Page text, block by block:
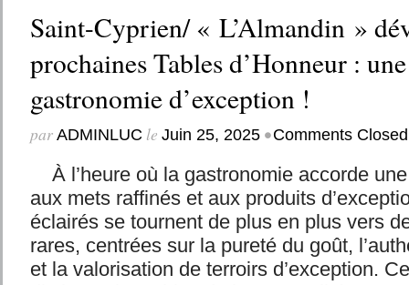
Saint-Cyprien/ « L’Almandin »
prochaines Tables d’Honneur :
gastronomie d’exception !
par ADMINLUC le Juin 25, 2025 •Comments Closed
À l’heure où la gastronomie accorde
aux mets raffinés et aux produits
éclairés se tournent de plus en plus vers
rares, centrées sur la pureté du goût,
et la valorisation de terroirs d’exception.